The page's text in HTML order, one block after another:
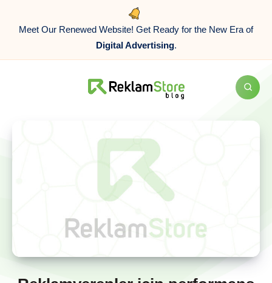
Meet Our Renewed Website! Get Ready for the New Era of
Digital Advertising.